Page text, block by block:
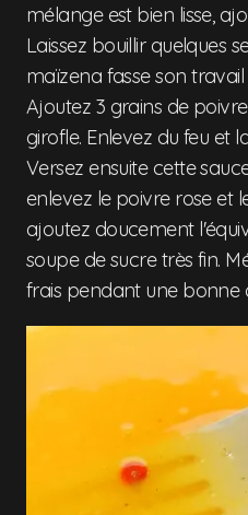
mélange est bien lisse,
Laissez bouillir quelques
maïzena fasse son travail
Ajoutez 3 grains de
girofle. Enlevez du feu et
Versez ensuite cette
enlevez le poivre rose et
ajoutez doucement
soupe de sucre très fin.
frais pendant une bonne